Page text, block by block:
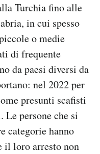
Turchia fino alle
in cui spesso
o medie
di frequente
da paesi diversi da
nel 2022 per
presunti scafisti
persone che si
categorie hanno
il loro arresto non